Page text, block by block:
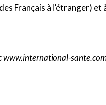
Français à l’étranger)